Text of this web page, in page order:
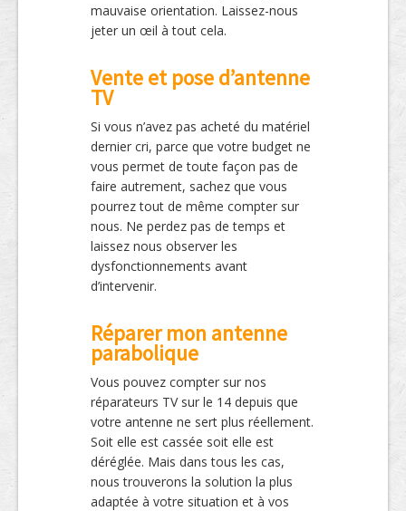
mauvaise orientation. Laissez-nous
jeter un œil à tout cela.
Vente et pose d’antenne
TV
Si vous n’avez pas acheté du matériel
dernier cri, parce que votre budget ne
vous permet de toute façon pas de
faire autrement, sachez que vous
pourrez tout de même compter sur
nous. Ne perdez pas de temps et
laissez nous observer les
dysfonctionnements avant
d’intervenir.
Réparer mon antenne
parabolique
Vous pouvez compter sur nos
réparateurs TV sur le 14 depuis que
votre antenne ne sert plus réellement.
Soit elle est cassée soit elle est
déréglée. Mais dans tous les cas,
nous trouverons la solution la plus
adaptée à votre situation et à vos